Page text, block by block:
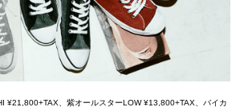
¥21,800+TAX、紫オールスターLOW ¥13,800+TAX、バイカ